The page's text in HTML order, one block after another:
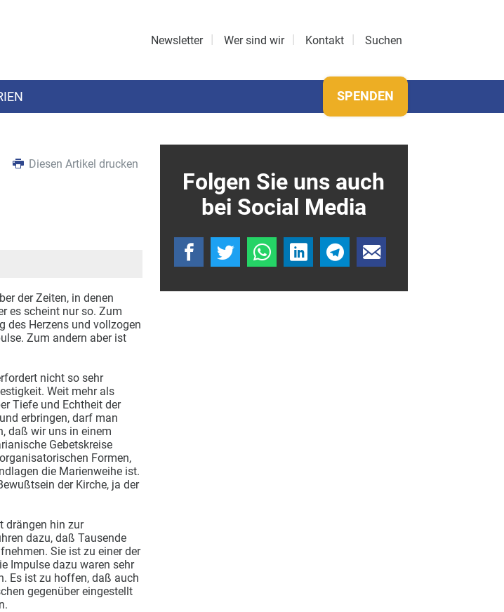
Newsletter Wer sind wir Kontakt Suchen
SPENDEN
Diesen Artikel drucken
der Zeiten, in denen
es scheint nur so. Zum
des Herzens und vollzogen
Zum andern aber ist
nicht so sehr
Weit mehr als
Tiefe und Echtheit der
erbringen, darf man
daß wir uns in einem
Gebetskreise
Formen,
die Marienweihe ist.
der Kirche, ja der
drängen hin zur
dazu, daß Tausende
Sie ist zu einer der
Impulse dazu waren sehr
Es ist zu hoffen, daß auch
gegenüber eingestellt
Folgen Sie uns auch
bei Social Media